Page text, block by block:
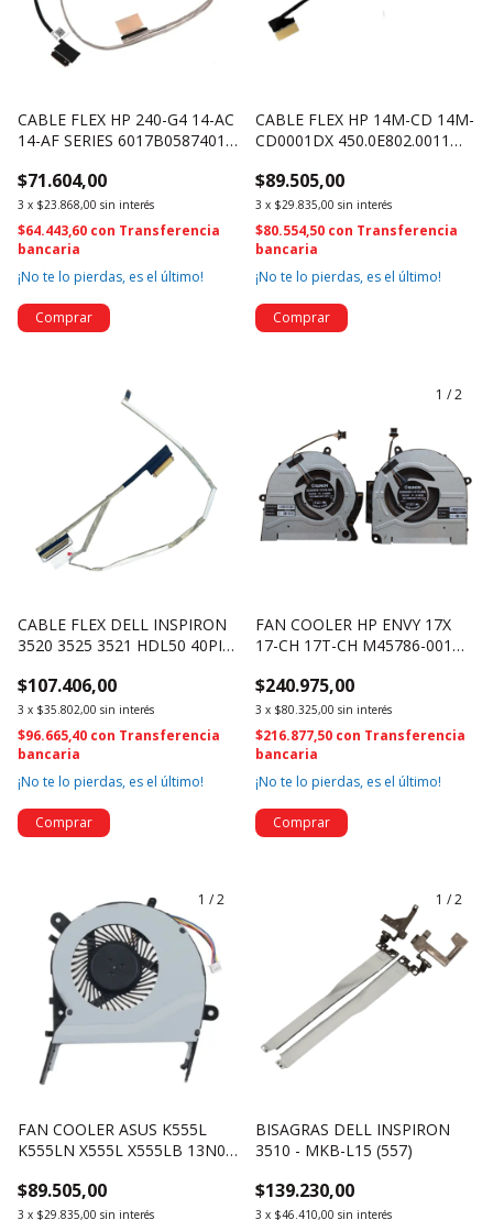
CABLE FLEX HP 240-G4 14-AC
14-AF SERIES 6017B0587401
$71.604,00
3 x $23.868,00 sin interés
$64.443,60 con Transferencia
bancaria
¡No te lo pierdas, es el último!
CABLE FLEX HP 14M-CD 14M-
CD0001DX 450.0E802.0011
$89.505,00
3 x $29.835,00 sin interés
$80.554,50 con Transferencia
bancaria
¡No te lo pierdas, es el último!
CABLE FLEX DELL INSPIRON
3520 3525 3521 HDL50 40PIN
$107.406,00
3 x $35.802,00 sin interés
$96.665,40 con Transferencia
bancaria
¡No te lo pierdas, es el último!
1 /2
FAN COOLER HP ENVY 17X
17-CH 17T-CH M45786-001
$240.975,00
3 x $80.325,00 sin interés
$216.877,50 con Transferencia
bancaria
¡No te lo pierdas, es el último!
1 /2
FAN COOLER ASUS K555L
K555LN X555L X555LB 13N0-
(3324)
$89.505,00
3 x $29.835,00 sin interés
1 /2
BISAGRAS DELL INSPIRON
3510 - MKB-L15 (557)
$139.230,00
3 x $46.410,00 sin interés